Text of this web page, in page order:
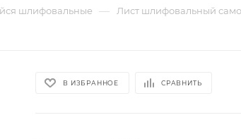
шлифовальные — Лист шлифовальный
В ИЗБРАННОЕ СРАВНИТЬ